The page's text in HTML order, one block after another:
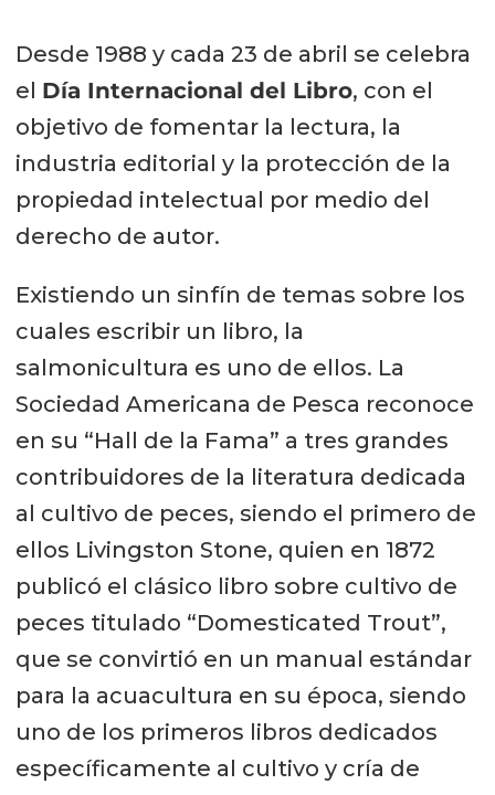
Desde 1988 y cada 23 de abril se celebra
el Día Internacional del Libro, con el
objetivo de fomentar la lectura, la
industria editorial y la protección de la
propiedad intelectual por medio del
derecho de autor.
Existiendo un sinfín de temas sobre los
cuales escribir un libro, la
salmonicultura es uno de ellos. La
Sociedad Americana de Pesca reconoce
en su “Hall de la Fama” a tres grandes
contribuidores de la literatura dedicada
al cultivo de peces, siendo el primero de
ellos Livingston Stone, quien en 1872
publicó el clásico libro sobre cultivo de
peces titulado “Domesticated Trout”,
que se convirtió en un manual estándar
para la acuacultura en su época, siendo
uno de los primeros libros dedicados
específicamente al cultivo y cría de